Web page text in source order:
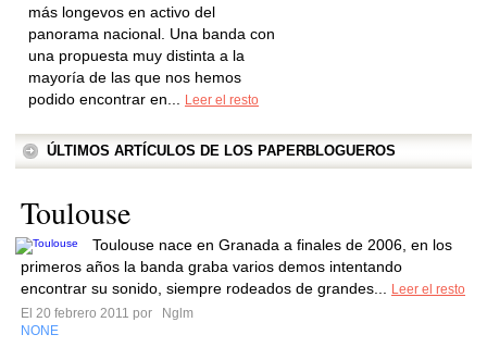
más longevos en activo del
panorama nacional. Una banda con
una propuesta muy distinta a la
mayoría de las que nos hemos
podido encontrar en...
Leer el resto
ÚLTIMOS ARTÍCULOS DE LOS PAPERBLOGUEROS
Toulouse
Toulouse nace en Granada a finales de 2006, en los
primeros años la banda graba varios demos intentando
encontrar su sonido, siempre rodeados de grandes...
Leer el resto
El 20 febrero 2011 por
Nglm
NONE